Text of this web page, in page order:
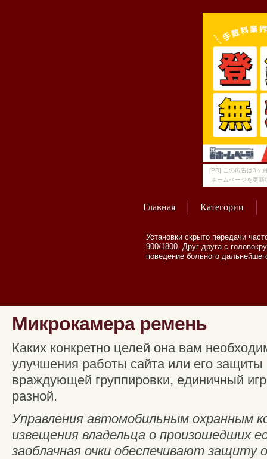
[PR] この広告は3ヶ
ホームページを更
Главная Категории
Установки скрыто передачи
900/1800. Друг друга с
поведение больного
Микрокамера ремень
Каких конкретно целей она вам
улучшения работы сайта или его
враждующей группировки, единичный
разной.
Управления автомобильным охранным
извещения владельца о произошедших
заоблачная очки обеспечивают